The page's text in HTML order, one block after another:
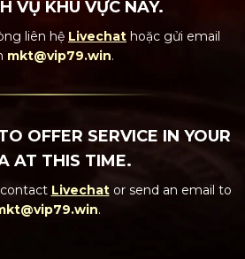
VỤ KHU VỰC NÀY.
liên hệ Livechat hoặc gửi email
mkt@vip79.win.
OFFER SERVICE IN YOUR
AT THIS TIME.
contact Livechator send an email to
.